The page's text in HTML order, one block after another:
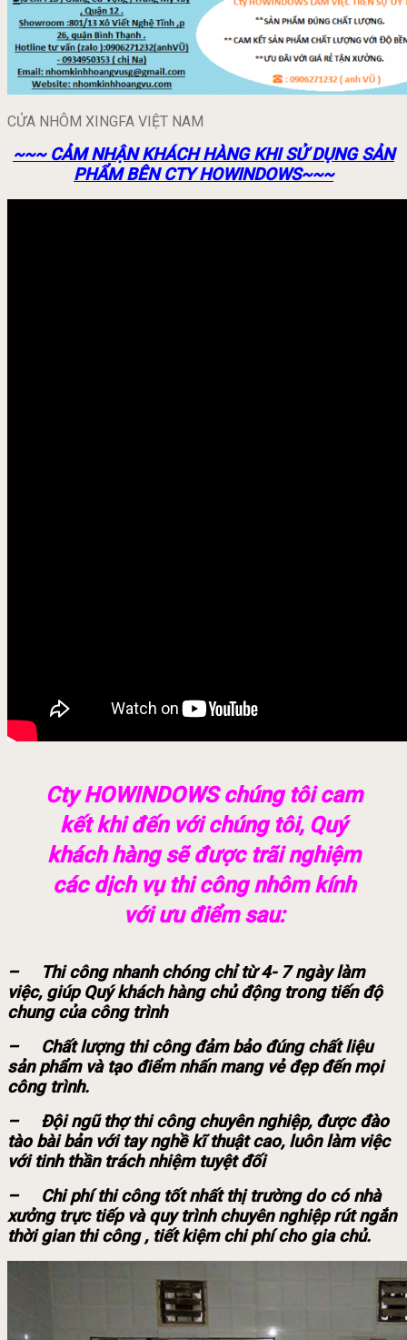
CỬA NHÔM XINGFA VIỆT NAM
~~~ CẢM NHẬN KHÁCH HÀNG KHI SỬ DỤNG SẢN
PHẨM BÊN CTY HOWINDOWS~~~
Cty HOWINDOWS chúng tôi cam
kết khi đến với chúng tôi, Quý
khách hàng sẽ được trãi nghiệm
các dịch vụ thi công nhôm kính
với ưu điểm sau:
– Thi công nhanh chóng chỉ từ 4- 7 ngày làm
việc, giúp Quý khách hàng chủ động trong tiến độ
chung của công trình
– Chất lượng thi công đảm bảo đúng chất liệu
sản phẩm và tạo điểm nhấn mang vẻ đẹp đến mọi
công trình.
– Đội ngũ thợ thi công chuyên nghiệp, được đào
tào bài bản với tay nghề kĩ thuật cao, luôn làm việc
với tinh thần trách nhiệm tuyệt đối
– Chi phí thi công tốt nhất thị trường do có nhà
xưởng trực tiếp và quy trình chuyên nghiệp rút ngắn
thời gian thi công , tiết kiệm chi phí cho gia chủ.